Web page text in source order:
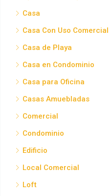
Casa
Casa Con Uso Comercial
Casa de Playa
Casa en Condominio
Casa para Oficina
Casas Amuebladas
Comercial
Condominio
Edificio
Local Comercial
Loft